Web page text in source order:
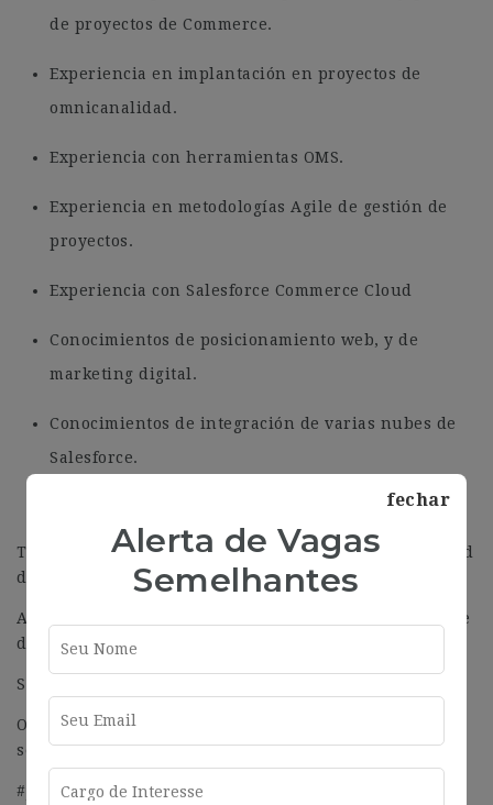
de proyectos de Commerce.
Experiencia en implantación en proyectos de
omnicanalidad.
Experiencia con herramientas OMS.
Experiencia en metodologías Agile de gestión de
proyectos.
Experiencia con Salesforce Commerce Cloud
Conocimientos de posicionamiento web, y de
marketing digital.
Conocimientos de integración de varias nubes de
Salesforce.
Tendrás las siguientes responsabilidades en seguridad
dentro de la compañía:
Acceso a la información confidencial relativa al cliente
del que es responsable.
Solicitud de medidas / usuarios.
Observancia del cumplimiento de las políticas de
seguridad y las políticas internas.
#J-18808-Ljbffr
fechar
Alerta de Vagas
Semelhantes